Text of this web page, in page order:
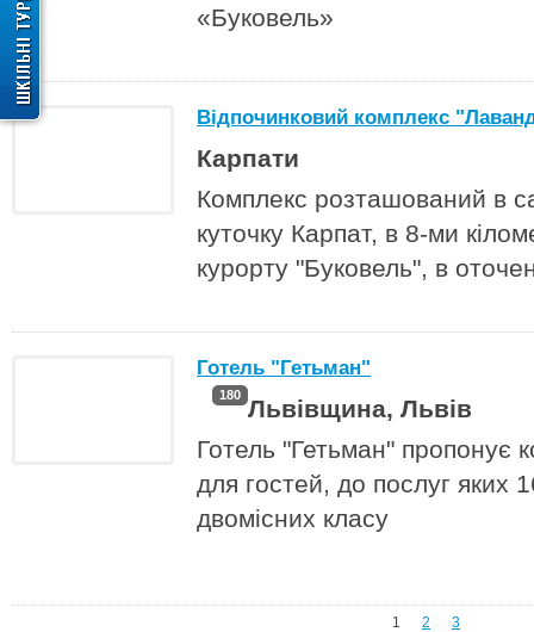
«Буковель»
Відпочинковий комплекс
Карпати
Комплекс розташований в
куточку Карпат, в 8-ми
курорту "Буковель", в
Готель "Гетьман"
180 Львівщина, Львів
Готель "Гетьман" пропонує
для гостей, до послуг яких
двомісних класу
1 2 3